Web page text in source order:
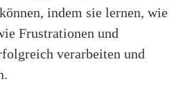
indem sie lernen, wie
Frustrationen und
verarbeiten und